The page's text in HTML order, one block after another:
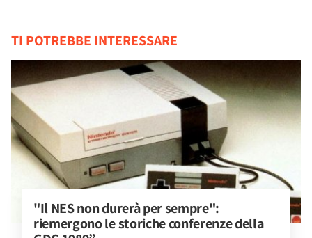
TI POTREBBE INTERESSARE
"Il NES non durerà per sempre":
riemergono le storiche conferenze della